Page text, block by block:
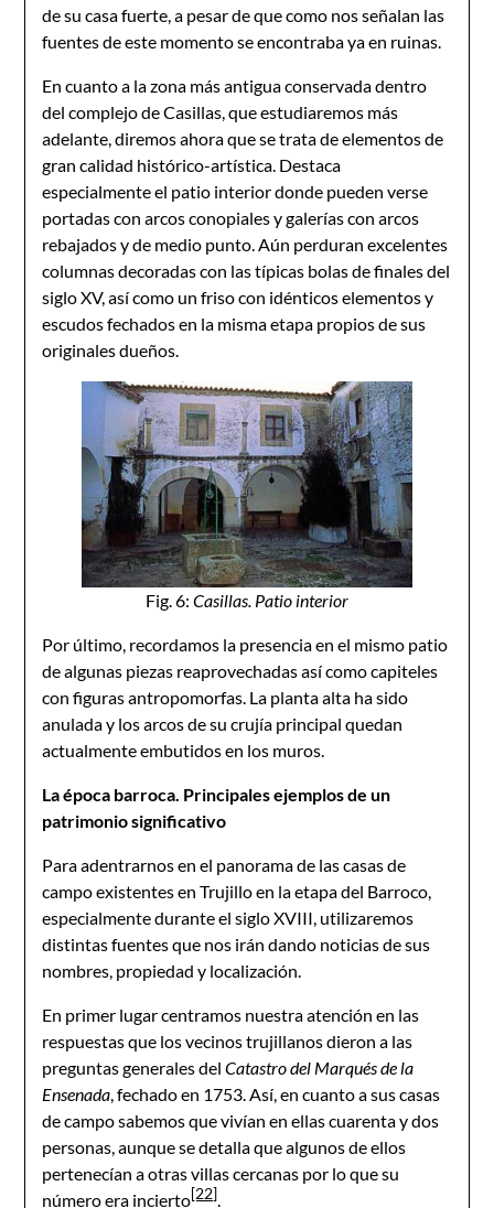
de su casa fuerte, a pesar de que como nos señalan las
fuentes de este momento se encontraba ya en ruinas.
En cuanto a la zona más antigua conservada dentro
del complejo de Casillas, que estudiaremos más
adelante, diremos ahora que se trata de elementos de
gran calidad histórico-artística. Destaca
especialmente el patio interior donde pueden verse
portadas con arcos conopiales y galerías con arcos
rebajados y de medio punto. Aún perduran excelentes
columnas decoradas con las típicas bolas de finales del
siglo XV, así como un friso con idénticos elementos y
escudos fechados en la misma etapa propios de sus
originales dueños.
Fig. 6: Casillas. Patio interior
Por último, recordamos la presencia en el mismo patio
de algunas piezas reaprovechadas así como capiteles
con figuras antropomorfas. La planta alta ha sido
anulada y los arcos de su crujía principal quedan
actualmente embutidos en los muros.
La época barroca. Principales ejemplos de un
patrimonio significativo
Para adentrarnos en el panorama de las casas de
campo existentes en Trujillo en la etapa del Barroco,
especialmente durante el siglo XVIII, utilizaremos
distintas fuentes que nos irán dando noticias de sus
nombres, propiedad y localización.
En primer lugar centramos nuestra atención en las
respuestas que los vecinos trujillanos dieron a las
preguntas generales delCatastro del Marqués de la
Ensenada, fechado en 1753. Así, en cuanto a sus casas
de campo sabemos que vivían en ellas cuarenta y dos
personas, aunque se detalla que algunos de ellos
pertenecían a otras villas cercanas por lo que su
número era incierto[22].